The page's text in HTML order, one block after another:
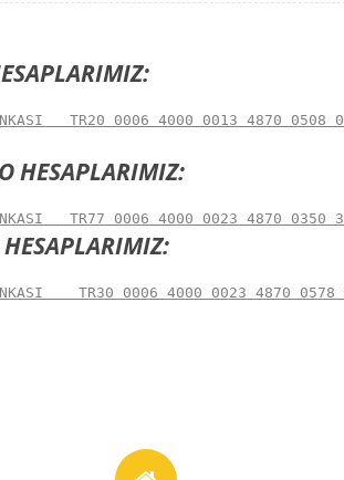
TR20 0006 4000 0013 4870
HESAPLARIMIZ:
TR77 0006 4000 0023 4870
HESAPLARIMIZ:
TR30 0006 4000 0023 4870